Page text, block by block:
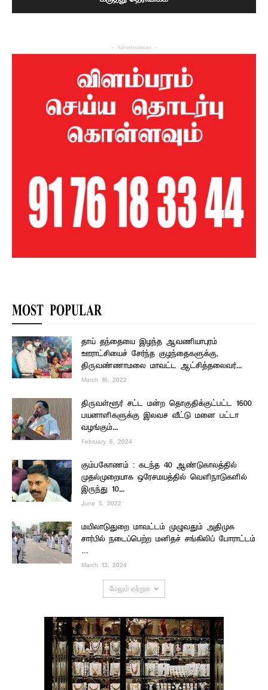
- Advertisement -
MOST POPULAR
தாய் தந்தையை இழந்த ஆவணியாபுரம்
ஊராட்சியைச் சேர்ந்த குழந்தைகளுக்கு,
திருவண்ணாமலை மாவட்ட ஆட்சித்தலைவர்...
March 16, 2022
திருவள்ளூர் சட்ட மன்ற தொகுதிக்குட்பட்ட 1600
பயனாளிகளுக்கு இலவச வீட்டு மனை பட்டா
வழங்கும்...
February 6, 2024
கும்பகோணம் : கடந்த 40 ஆண்டுகாலத்தில்
முதல்முறையாக ஒரேசமயத்தில் வெளிநாடுகளில்
இருந்து 10...
June 5, 2022
மயிலாடுதுறை மாவட்டம் முழுவதும் அதிமுக
சார்பில் நடைப்பெற்ற மனிதச் சங்கிலிப் போராட்டம்
…
March 13, 2024
மேலும் ஏற்றுக